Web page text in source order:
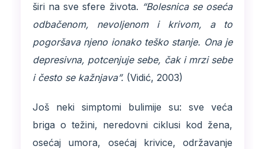
širi na sve sfere života. “Bolesnica se oseća
odbačenom, nevoljenom i krivom, a to
pogoršava njeno ionako teško stanje. Ona je
depresivna, potcenjuje sebe, čak i mrzi sebe
i često se kažnjava”. (Vidić, 2003)
Još neki simptomi bulimije su: sve veća
briga o težini, neredovni ciklusi kod žena,
osećaj umora, osećaj krivice, održavanje